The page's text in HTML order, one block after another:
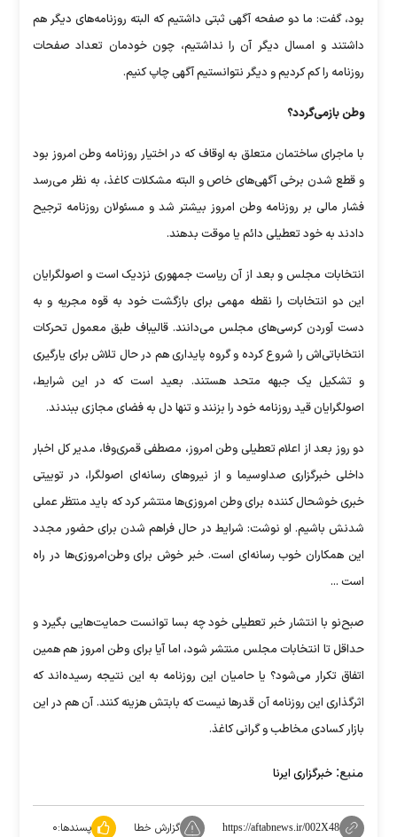
بود، گفت: ما دو صفحه آگهی ثبتی داشتیم که البته روزنامه‌های دیگر هم
داشتند و امسال دیگر آن را نداشتیم، چون خودمان تعداد صفحات
روزنامه را کم کردیم و دیگر نتوانستیم آگهی چاپ کنیم.
وطن بازمی‌گردد؟
با ماجرای ساختمان متعلق به اوقاف که در اختیار روزنامه وطن امروز بود
و قطع شدن برخی آگهی‌های خاص و البته مشکلات کاغذ، به نظر می‌رسد
فشار مالی بر روزنامه وطن امروز بیشتر شد و مسئولان روزنامه ترجیح
دادند به خود تعطیلی دائم یا موقت بدهند.
انتخابات مجلس و بعد از آن ریاست جمهوری نزدیک است و اصولگرایان
این دو انتخابات را نقطه مهمی برای بازگشت خود به قوه مجریه و به
دست آوردن کرسی‌های مجلس می‌دانند. قالیباف طبق معمول تحرکات
انتخاباتی‌اش را شروع کرده و گروه پایداری هم در حال تلاش برای یارگیری
و تشکیل یک جبهه متحد هستند. بعید است که در این شرایط،
اصولگرایان قید روزنامه خود را بزنند و تنها دل به فضای مجازی ببندند.
دو روز بعد از اعلام تعطیلی وطن امروز، مصطفی قمری‌وفا، مدیر کل اخبار
داخلی خبرگزاری صداوسیما و از نیروهای رسانه‌ای اصولگرا، در توییتی
خبری خوشحال کننده برای وطن امروزی‌ها منتشر کرد که باید منتظر عملی
شدنش باشیم. او نوشت: شرایط در حال فراهم شدن برای حضور مجدد
این همکاران خوب رسانه‌ای است. خبر خوش برای وطن‌امروزی‌ها در راه
است ...
صبح‌نو با انتشار خبر تعطیلی خود چه بسا توانست حمایت‌هایی بگیرد و
حداقل تا انتخابات مجلس منتشر شود، اما آیا برای وطن امروز هم همین
اتفاق تکرار می‌شود؟ یا حامیان این روزنامه به این نتیجه رسیده‌اند که
اثرگذاری این روزنامه آن قدرها نیست که بابتش هزینه کنند. آن هم در این
بازار کسادی مخاطب و گرانی کاغذ.
منبع: خبرگزاری ایرنا
https://aftabnews.ir/002X48 گزارش خطا پسندها:۰